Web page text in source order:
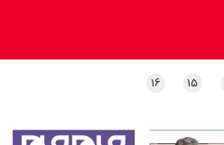
۱۵ ۱۶